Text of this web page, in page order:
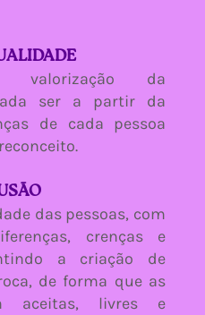
valorização da
ser a partir da
de cada pessoa
das pessoas, com
crenças e
a criação de
de forma que as
aceitas, livres e